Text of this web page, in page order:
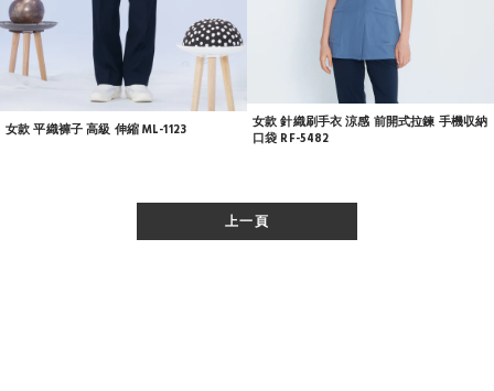
女款 平織褲子 高級 伸縮 ML-1123
女款 針織刷手衣 涼感 前開式拉鍊 手機収納
口袋 RF-5482
上一頁